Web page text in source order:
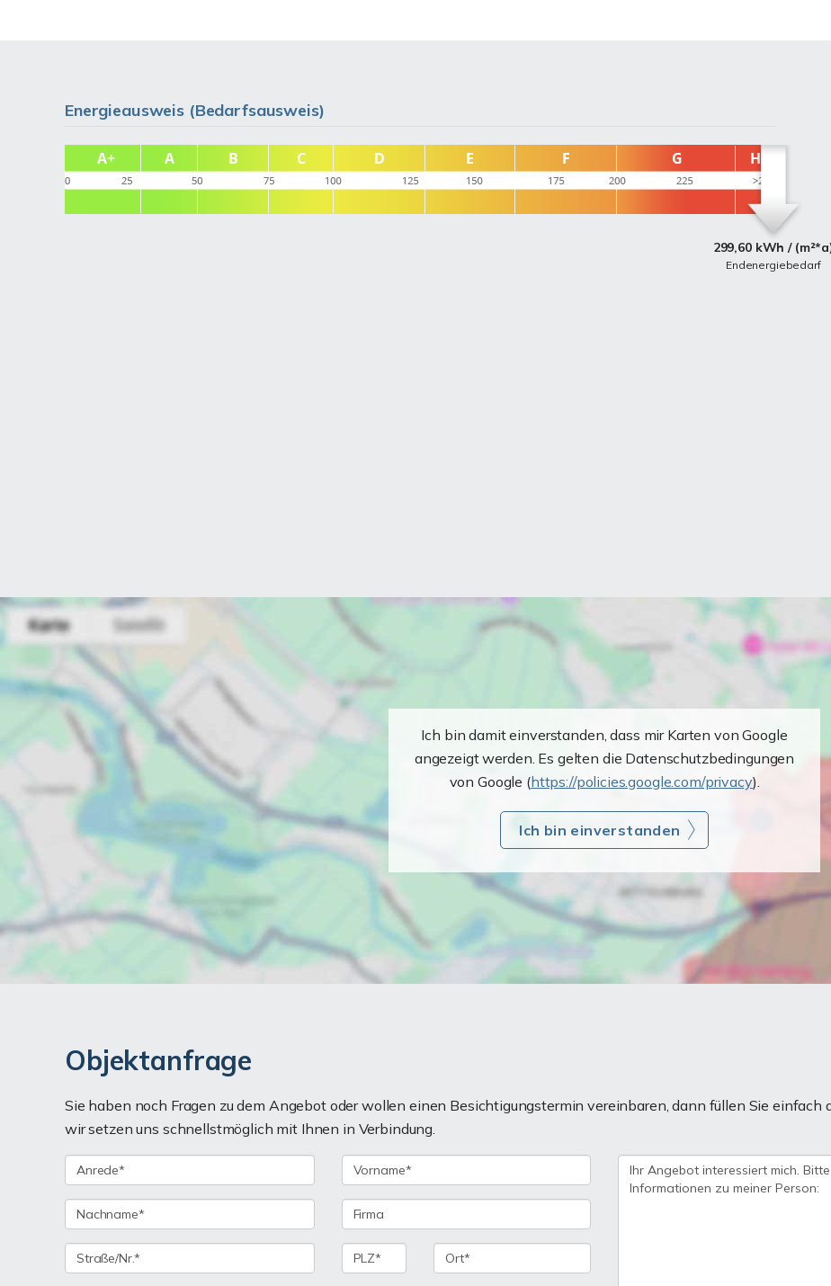
Energieausweis (Bedarfsausweis)
299,60 kWh /
Endenergiebedarf
Ich bin damit einverstanden, dass mir Karten von Google
angezeigt werden. Es gelten die Datenschutzbedingungen
von Google (https://policies.google.com/privacy).
Ich bin einverstanden
Objektanfrage
Sie haben noch Fragen zu dem Angebot oder wollen einen Besichtigungstermin vereinbaren, dann füllen Sie einfach
wir setzen uns schnellstmöglich mit Ihnen in Verbindung.